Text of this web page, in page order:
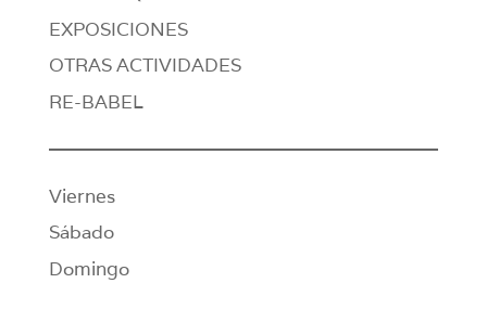
EXPOSICIONES
OTRAS ACTIVIDADES
RE-BABEL
Viernes
Sábado
Domingo